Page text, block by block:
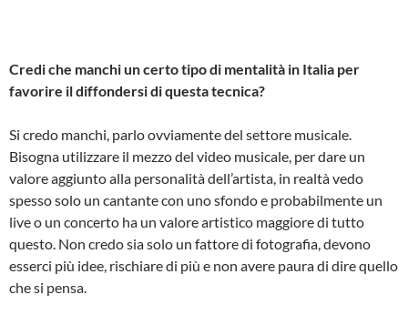
Credi che manchi un certo tipo di mentalità in Italia per
favorire il diffondersi di questa tecnica?
Si credo manchi, parlo ovviamente del settore musicale.
Bisogna utilizzare il mezzo del video musicale, per dare un
valore aggiunto alla personalità dell’artista, in realtà vedo
spesso solo un cantante con uno sfondo e probabilmente un
live o un concerto ha un valore artistico maggiore di tutto
questo. Non credo sia solo un fattore di fotografia, devono
esserci più idee, rischiare di più e non avere paura di dire quello
che si pensa.